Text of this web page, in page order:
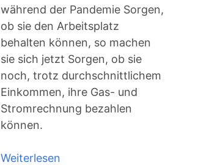
während der Pandemie Sorgen,
ob sie den Arbeitsplatz
behalten können, so machen
sie sich jetzt Sorgen, ob sie
noch, trotz durchschnittlichem
Einkommen, ihre Gas- und
Stromrechnung bezahlen
können.
Weiterlesen